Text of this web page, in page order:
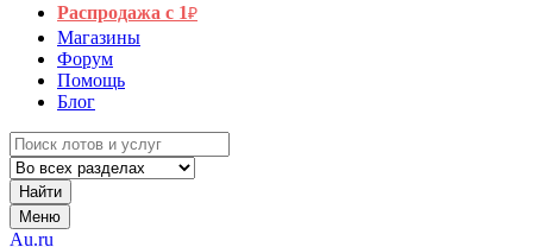
Распродажа с 1₽
Магазины
Форум
Помощь
Блог
Найти
Меню
Au.ru